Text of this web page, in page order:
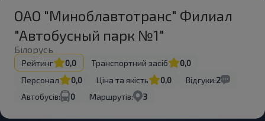
ОАО "Миноблавтотранс" Филиал
"Автобусный парк №1"
Білорусь
Рейтинг 0,0 Транспортний засіб
0,0
Персонал
0,0 Ціна та якість 0,0 Відгуки:2
Автобусів:
0 Маршрутів: 3